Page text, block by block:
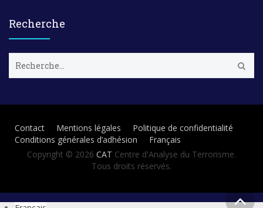
Recherche
c
e
Contact Mentions légales
Politique de confidentialité
Conditions générales d’adhésion
Français
Copyright © 2026 CAT Centre d'Analyse du Terrorisme.
Tous droits réservés.